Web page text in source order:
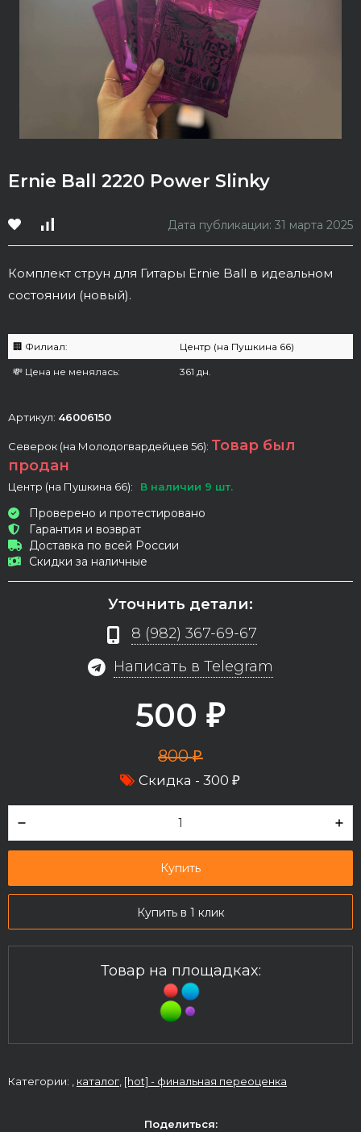
Ernie Ball 2220 Power Slinky
Дата публикации: 31 марта 2025
Комплект струн для Гитары Ernie Ball в идеальном
состоянии (новый).
🏢 Филиал: Центр (на Пушкина 66)
💸 Цена не менялась: 361 дн.
Артикул: 46006150
Северок (на Молодогвардейцев 56): Товар был
продан
Центр (на Пушкина 66): В наличии 9 шт.
Проверено и протестировано
Гарантия и возврат
Доставка по всей России
Скидки за наличные
Уточнить детали:
8 (982) 367-69-67
Написать в Telegram
500 ₽
800₽
Скидка - 300 ₽
Купить
Купить в 1 клик
Товар на площадках:
Категории: , каталог, [hot] - финальная переоценка
Поделиться: